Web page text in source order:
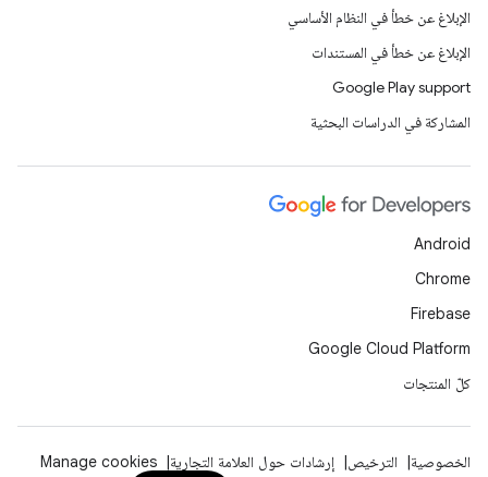
الإبلاغ عن خطأ في النظام الأساسي
الإبلاغ عن خطأ في المستندات
Google Play support
المشاركة في الدراسات البحثية
Android
Chrome
Firebase
Google Cloud Platform
كلّ المنتجات
الخصوصية الترخيص إرشادات حول العلامة التجارية Manage cookies